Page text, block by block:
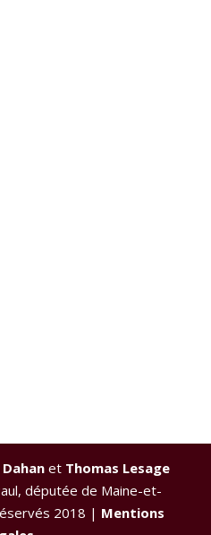
Dahan et Thomas Lesage
députée de Maine-et-
2018 | Mentions